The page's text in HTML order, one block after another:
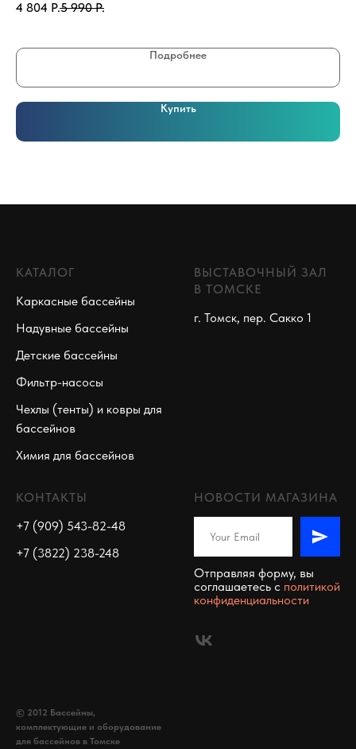
4 804 Р.5 990 Р.
Подробнее
Купить
КАТАЛОГ
Каркасные бассейны
Надувные бассейны
Детские бассейны
Фильтр-насосы
Чехлы (тенты) и ковры для
бассейнов
Химия для бассейнов
ВЫСТАВОЧНЫЙ ЗАЛ
В ТОМСКЕ
г. Томск, пер. Сакко 1
КОНТАКТЫ
+7 (909) 543-82-48
+7 (3822) 238-248
НОВОСТИ МАГАЗИНА
Отправляя форму, вы
соглашаетесь c политикой
конфиденциальности
© 2012 Бассейны,
комплектующие и оборудование
для бассейнов в Томске